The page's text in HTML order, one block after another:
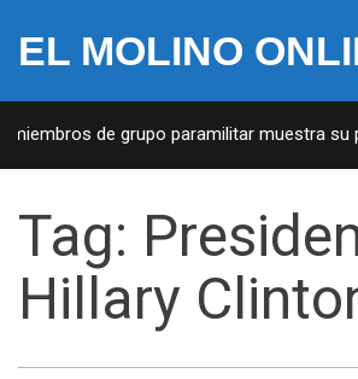
EL MOLINO
de grupo paramilitar muestra su
Tag:
Hillary